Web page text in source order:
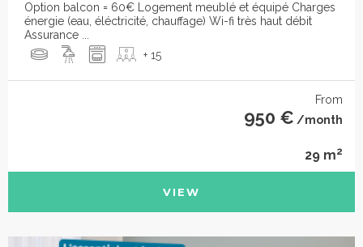
Option balcon = 60€ Logement meublé et équipé Charges
énergie (eau, éléctricité, chauffage) Wi-fi très haut débit
Assurance ...
+ 15
From
950 € /month
29 m2
VIEW